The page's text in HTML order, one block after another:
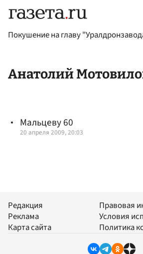
Покушение на главу
Анатолий
Мальцеву 60
20 апреля 2009, 20:03
Редакция
Реклама
Карта сайта
Правовая
Условия
Политика